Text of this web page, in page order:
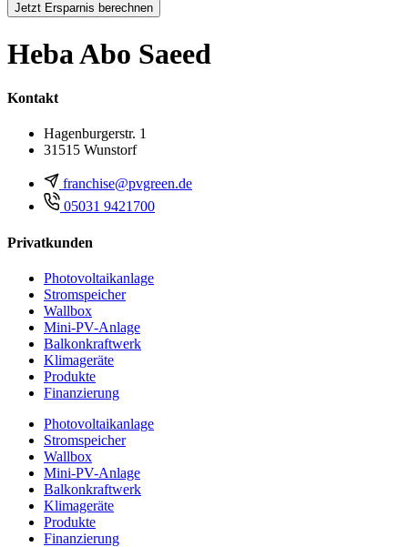
Jetzt Ersparnis berechnen
Heba Abo Saeed
Kontakt
Hagenburgerstr. 1
31515 Wunstorf
franchise@pvgreen.de
05031 9421700
Privatkunden
Photovoltaikanlage
Stromspeicher
Wallbox
Mini-PV-Anlage
Balkonkraftwerk
Klimageräte
Produkte
Finanzierung
Photovoltaikanlage
Stromspeicher
Wallbox
Mini-PV-Anlage
Balkonkraftwerk
Klimageräte
Produkte
Finanzierung